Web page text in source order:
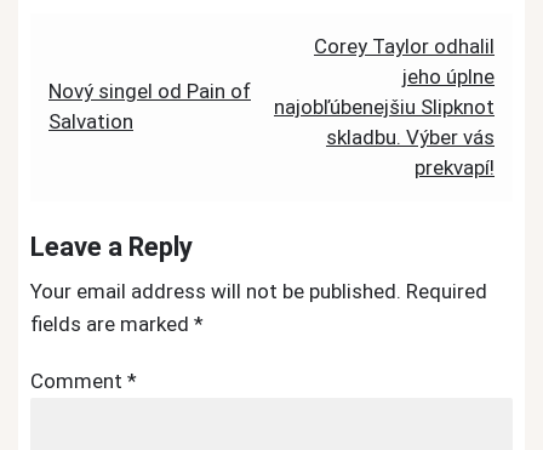
navigation
Nový singel od Pain of
Salvation
Corey Taylor odhalil
jeho úplne
najobľúbenejšiu Slipknot
skladbu. Výber vás
prekvapí!
Leave a Reply
Your email address will not be published. Required
fields are marked *
Comment *